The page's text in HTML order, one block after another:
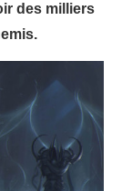
des milliers